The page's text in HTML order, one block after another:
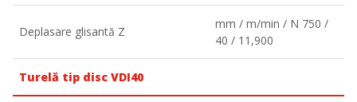
Deplasare glisantă Z
mm / m/min / N 750 /
40 / 11,900
Turelă tip disc VDI40